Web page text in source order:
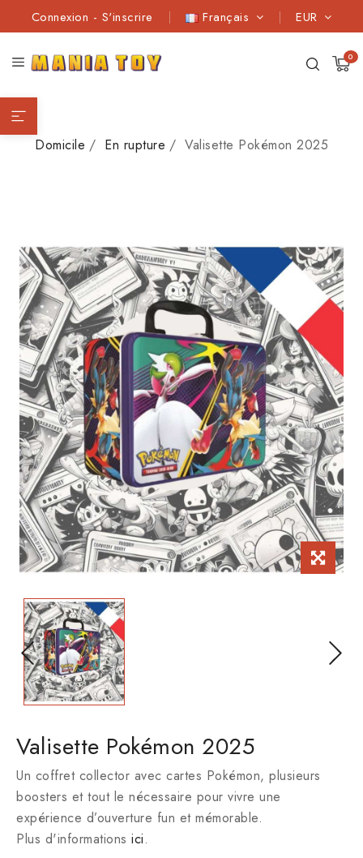
EUR
Français
Connexion - S'inscrire
0
Domicile En rupture Valisette Pokémon 2025
Valisette Pokémon 2025
Un coffret collector avec cartes Pokémon, plusieurs
boosters et tout le nécessaire pour vivre une
expérience d’ouverture fun et mémorable.
Plus d'informations ici.